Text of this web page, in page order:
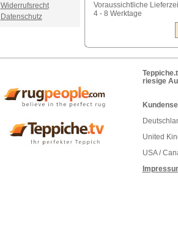
Widerrufsrecht
Datenschutz
Voraussichtliche
4 - 8 Werktage
riesige
United
USA /